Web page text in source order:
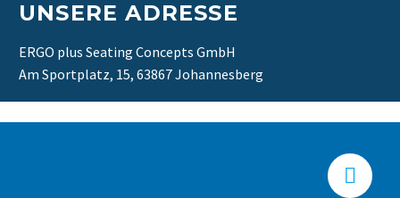
UNSERE ADRESSE
ERGO plus Seating Concepts GmbH
Am Sportplatz, 15, 63867 Johannesberg

